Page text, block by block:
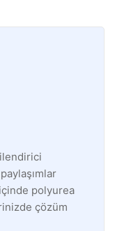
polyurea
çözüm